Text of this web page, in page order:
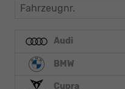
Fahrzeugnr.
Audi
BMW
Cupra